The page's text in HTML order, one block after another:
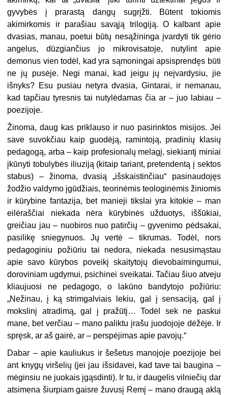
gyvybės į prarastą dangų sugrįžti. Būtent tokiomis
akimirkomis ir parašiau savąją trilogiją. O kalbant apie
dvasias, manau, poetui būtų nesąžininga įvardyti tik gėrio
angelus, dūzgiančius jo mikrovisatoje, nutylint apie
demonus vien todėl, kad yra sąmoningai apsisprendęs būti
ne jų pusėje. Negi manai, kad jeigu jų neįvardysiu, jie
išnyks? Esu pusiau netyra dvasia, Gintarai, ir nemanau,
kad tapčiau tyresnis tai nutylėdamas čia ar – juo labiau –
poezijoje.
Žinoma, daug kas priklauso ir nuo pasirinktos misijos. Jei
save suvokčiau kaip guodėją, ramintoją, pradinių klasių
pedagogą, arba – kaip profesionalų melagį, siekiantį miniai
įkūnyti tobulybės iliuziją (kitaip tariant, pretendentą į sektos
stabus) – žinoma, dvasią „išskaistinčiau“ pasinaudojęs
žodžio valdymo įgūdžiais, teorinėmis teologinėmis žiniomis
ir kūrybine fantazija, bet manieji tikslai yra kitokie – man
eilėraščiai niekada nėra kūrybinės užduotys, iššūkiai,
greičiau jau – nuobiros nuo patirčių – gyvenimo pėdsakai,
pasilikę sniegynuos. Jų vertė – tikrumas. Todėl, nors
pedagoginiu požiūriu tai nedora, niekada nesusimąstau
apie savo kūrybos poveikį skaitytojų dievobaimingumui,
doroviniam ugdymui, psichinei sveikatai. Tačiau šiuo atveju
kliaujuosi ne pedagogo, o lakūno bandytojo požiūriu:
„Nežinau, į ką strimgalviais lekiu, gal į sensaciją, gal į
mokslinį atradimą, gal į pražūtį… Todėl sek ne paskui
mane, bet verčiau – mano paliktu įrašu juodojoje dėžėje. Ir
spręsk, ar aš gairė, ar – perspėjimas apie pavojų.“
Dabar – apie kauliukus ir šešetus manojoje poezijoje bei
ant knygų viršelių (jei jau išsidavei, kad tave tai baugina –
mėginsiu ne juokais įgąsdinti). Ir tu, ir daugelis vilniečių dar
atsimena šiurpiam gaisre žuvusį Remį – mano draugą aklą